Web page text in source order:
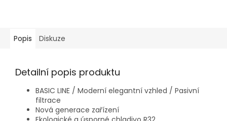
Popis Diskuze
Detailní popis produktu
BASIC LINE / Moderní elegantní vzhled / Pasivní
filtrace
Nová generace zařízení